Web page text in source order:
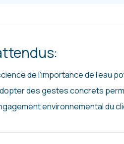
de l’importance de l’eau
des gestes concrets
environnemental du